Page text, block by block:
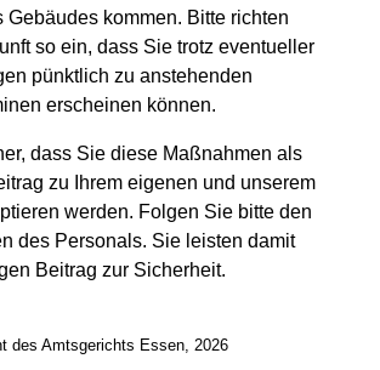
Gebäudes kommen. Bitte richten
so ein, dass Sie trotz eventueller
pünktlich zu anstehenden
erscheinen können.
dass Sie diese Maßnahmen als
zu Ihrem eigenen und unserem
werden. Folgen Sie bitte den
des Personals. Sie leisten damit
Beitrag zur Sicherheit.
des Amtsgerichts Essen, 2026